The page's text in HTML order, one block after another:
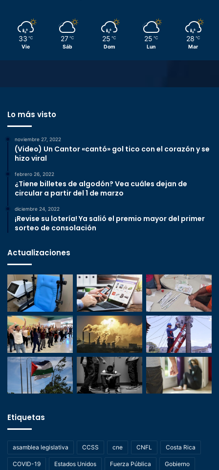
33 ℃
Vie
27 ℃
Sáb
25 ℃
Dom
25 ℃
Lun
28 ℃
Mar
Lo más visto
noviembre 27, 2022
(Video) Un Cantor «cantó» gol tico con el corazón y se
hizo viral
febrero 26, 2022
¿Tiene billetes de algodón? Vea cuáles dejan de
circular a partir del 1 de marzo
diciembre 24, 2022
¡Revise su lotería! Ya salió el premio mayor del primer
sorteo de consolación
Actualizaciones
Etiquetas
asamblea legislativa CCSS cne CNFL Costa Rica
COVID-19 Estados Unidos Fuerza Pública Gobierno